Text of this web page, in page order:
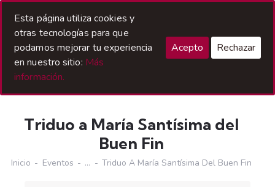
Triduo a María Santísima del
Buen Fin
Inicio Eventos ... Triduo A María Santísima Del Buen Fin
Esta página utiliza cookies y
otras tecnologías para que
podamos mejorar tu experiencia
en nuestro sitio: Más
información.
Acepto Rechazar